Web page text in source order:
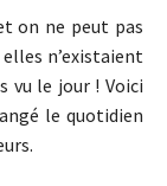
on ne peut pas
n’existaient
vu le jour ! Voici
le quotidien